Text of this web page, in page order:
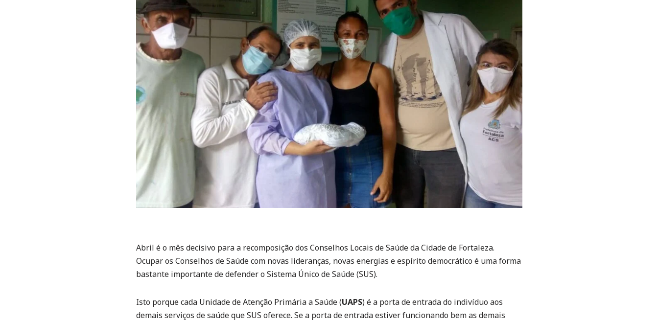
Abril é o mês decisivo para a recomposição dos Conselhos Locais de Saúde da Cidade de Fortaleza.
Ocupar os Conselhos de Saúde com novas lideranças, novas energias e espírito democrático é uma forma
bastante importante de defender o Sistema Único de Saúde (SUS).
Isto porque cada Unidade de Atenção Primária a Saúde (UAPS) é a porta de entrada do indivíduo aos
demais serviços de saúde que SUS oferece. Se a porta de entrada estiver funcionando bem as demais